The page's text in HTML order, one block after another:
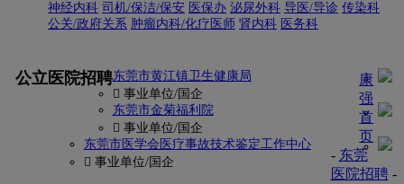
神经内科 司机/保洁/保安 医保办 泌尿外科 导医/导诊 传染科
公关/政府关系 肿瘤内科/化疗医师 肾内科 医务科
公立医院招聘东莞市黄江镇卫生健康局
 事业单位/国企
东莞市金菊福利院
 事业单位/国企
东莞市医学会医疗事故技术鉴定工作中心
 事业单位/国企
康
强
首
页
- 东莞
医院招聘-